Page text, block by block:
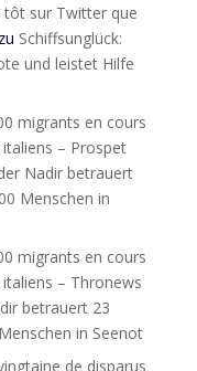
tôt sur Twitter que
zu Schiffsunglück:
und leistet Hilfe
migrants en cours
– Prospet
Nadir betrauert
Menschen in
migrants en cours
– Thronews
betrauert 23
in Seenot
de disparus